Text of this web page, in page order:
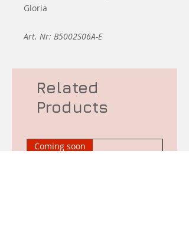
Gloria
Art. Nr: B5002S06A-E
Related
Products
Coming soon